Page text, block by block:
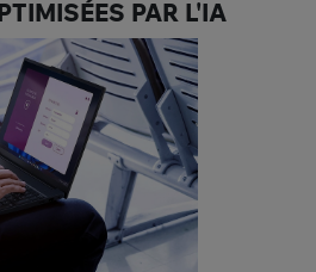
PAR L'IA